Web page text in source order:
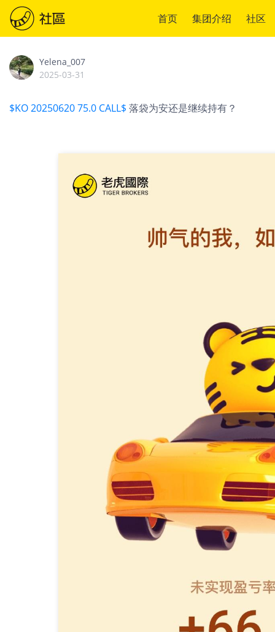
首页 集团介绍 社区
Yelena_007
2025-03-31
$KO 20250620 75.0 CALL$ 落袋为安还是继续持有？